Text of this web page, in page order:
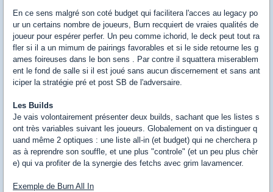
En ce sens malgré son coté budget qui facilitera l'acces au legacy po
ur un certains nombre de joueurs, Burn recquiert de vraies qualités de
joueur pour espérer perfer. Un peu comme ichorid, le deck peut tout ra
fler si il a un mimum de pairings favorables et si le side retourne les g
ames foireuses dans le bon sens . Par contre il squattera miserablem
ent le fond de salle si il est joué sans aucun discernement et sans ant
iciper la stratégie pré et post SB de l'adversaire.
Les Builds
Je vais volontairement présenter deux builds, sachant que les listes s
ont très variables suivant les joueurs. Globalement on va distinguer q
uand même 2 optiques : une liste all-in (et budget) qui ne cherchera p
as à reprendre son souffle, et une plus "controle" (et un peu plus chèr
e) qui va profiter de la synergie des fetchs avec grim lavamencer.
Exemple de Burn All In